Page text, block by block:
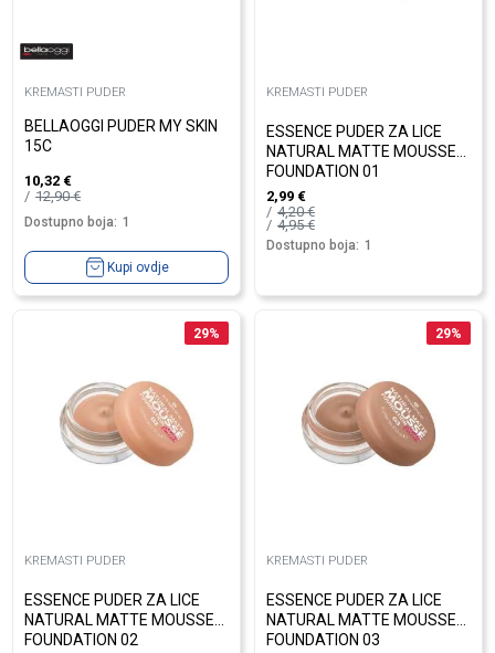
KREMASTI PUDER
BELLAOGGI PUDER MY SKIN
15C
10,32 €
12,90€
Dostupno boja: 1
Kupi ovdje
KREMASTI PUDER
ESSENCE PUDER ZA LICE
NATURAL MATTE MOUSSE
FOUNDATION 01
2,99 €
4,20€
4,95€
Dostupno boja: 1
29%
KREMASTI PUDER
ESSENCE PUDER ZA LICE
NATURAL MATTE MOUSSE
FOUNDATION 02
29%
KREMASTI PUDER
ESSENCE PUDER ZA LICE
NATURAL MATTE MOUSSE
FOUNDATION 03